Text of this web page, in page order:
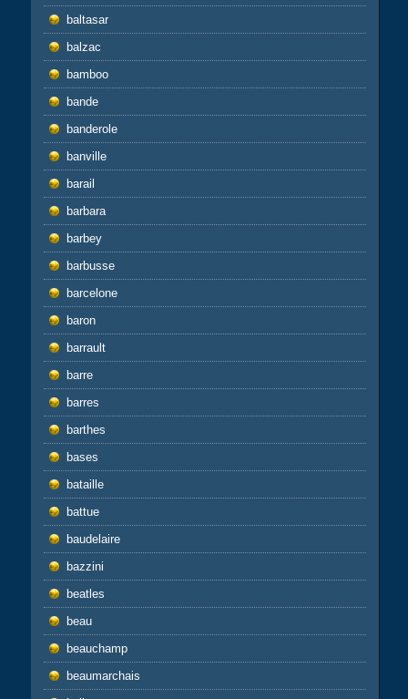
baltasar
balzac
bamboo
bande
banderole
banville
barail
barbara
barbey
barbusse
barcelone
baron
barrault
barre
barres
barthes
bases
bataille
battue
baudelaire
bazzini
beatles
beau
beauchamp
beaumarchais